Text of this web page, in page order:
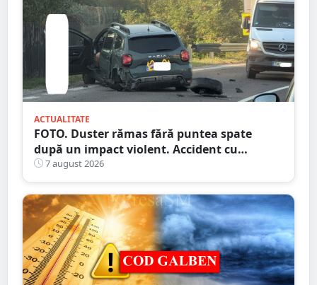
ACTUALITATE
FOTO. Duster rămas fără puntea spate
după un impact violent. Accident cu
implicarea unei mașini din Satu Mare
7 august 2026